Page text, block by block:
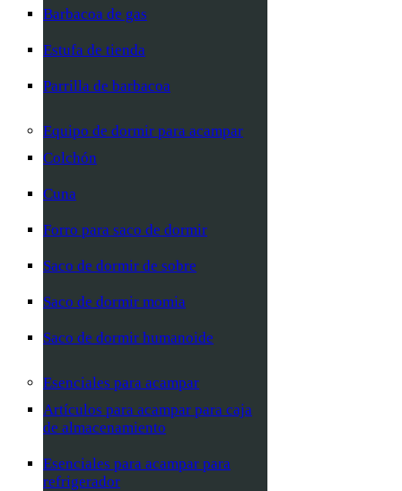
Barbacoa de gas
Estufa de tienda
Parrilla de barbacoa
Equipo de dormir para acampar
Colchón
Cuna
Forro para saco de dormir
Saco de dormir de sobre
Saco de dormir momia
Saco de dormir humanoide
Esenciales para acampar
Artículos para acampar para caja
de almacenamiento
Esenciales para acampar para
refrigerador